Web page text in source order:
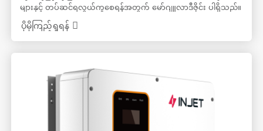
များနှင့် တပ်ဆင်ရလွယ်ကူစေရန်အတွက် မော်ဂျူလာဒီဇိုင်း ပါရှိသည်။
သိုလှောင်မှုအပူချိန်အပိုင်းအခြား -၂၀ မှ ၆၀ ဒီဂရီစင်တီဂရိတ်နှင့်
အားကုန်ချိန်အတွင်း -၂၀ မှ ၅၀ ဒီဂရီစင်တီဂရိတ်နှင့် အားသွင်းချိန်
သေချာစေသည်။ ဤစနစ်သည် IP65 ၏ အကာအကွယ်အဆင့်ကို
ကြွားဝါသောကြောင့် တစ်ထပ်တိုက်ဗီလာများ၊ ဝေးလံခေါင်သီသော
တောင်တန်းဒေသများ၊ ဓာတ်အားလိုင်းပြင်ပကျွန်းများနှင့် ဓာတ်အား
လိုင်းအားနည်းသော နေရာများအတွက် သင့်လျော်သည်။ အိမ်ထောင်စု
များ၊ ပါဝါနည်းသော photovoltaic သိုလှောင်မှုနှင့် အမိုးပေါ်ရှိ
ပိုမိုကြည့်ရှုရန်